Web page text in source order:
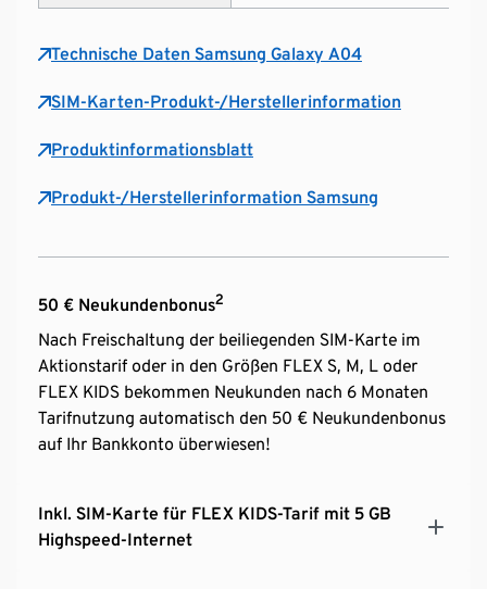
Technische Daten Samsung Galaxy A04
SIM-Karten-Produkt-/Herstellerinformation
Produktinformationsblatt
Produkt-/Herstellerinformation Samsung
50 € Neukundenbonus2
Nach Freischaltung der beiliegenden SIM-Karte im
Aktionstarif oder in den Größen FLEX S, M, L oder
FLEX KIDS bekommen Neukunden nach 6 Monaten
Tarifnutzung automatisch den 50 € Neukundenbonus
auf Ihr Bankkonto überwiesen!
Inkl. SIM-Karte für FLEX KIDS-Tarif mit 5 GB
Highspeed-Internet